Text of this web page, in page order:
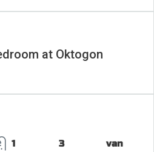
at Oktogon
1
3
van